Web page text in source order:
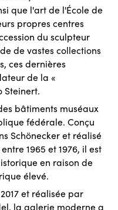
que l'art de l'École de
propres centres
du sculpteur
de vastes collections
ces dernières
de la «
Steinert.
bâtiments muséaux
fédérale. Conçu
Schönecker et réalisé
1965 et 1976, il est
en raison de
élevé.
et réalisée par
la galerie moderne a